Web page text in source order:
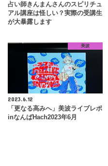
占い師きんまんさんのスピリチュ
アル講座は怪しい？実際の受講生
が大暴露します
美波
2023.6.12
「更なる高みへ」美波ライブレポ
inなんばHach2023年6月